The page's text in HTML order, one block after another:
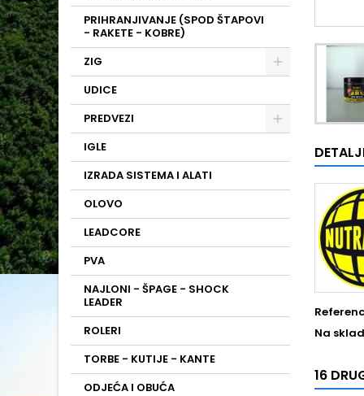
PRIHRANJIVANJE (SPOD ŠTAPOVI
- RAKETE - KOBRE)
ZIG
UDICE
PREDVEZI
IGLE
IZRADA SISTEMA I ALATI
OLOVO
LEADCORE
PVA
NAJLONI - ŠPAGE - SHOCK
LEADER
ROLERI
TORBE - KUTIJE - KANTE
ODJEĆA I OBUĆA
Na
16